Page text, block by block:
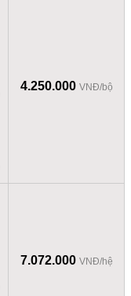
4.250.000 VNĐ/bộ
7.072.000 VNĐ/hệ